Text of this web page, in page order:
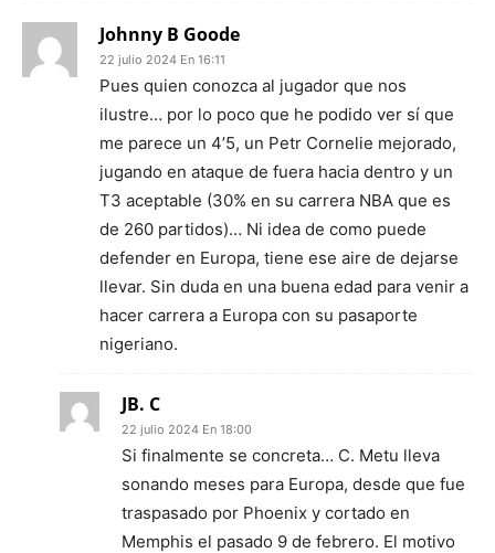
Johnny B Goode
22 julio 2024 En 16:11
Pues quien conozca al jugador que nos
ilustre… por lo poco que he podido ver sí que
me parece un 4’5, un Petr Cornelie mejorado,
jugando en ataque de fuera hacia dentro y un
T3 aceptable (30% en su carrera NBA que es
de 260 partidos)… Ni idea de como puede
defender en Europa, tiene ese aire de dejarse
llevar. Sin duda en una buena edad para venir a
hacer carrera a Europa con su pasaporte
nigeriano.
JB. C
22 julio 2024 En 18:00
Si finalmente se concreta… C. Metu lleva
sonando meses para Europa, desde que fue
traspasado por Phoenix y cortado en
Memphis el pasado 9 de febrero. El motivo